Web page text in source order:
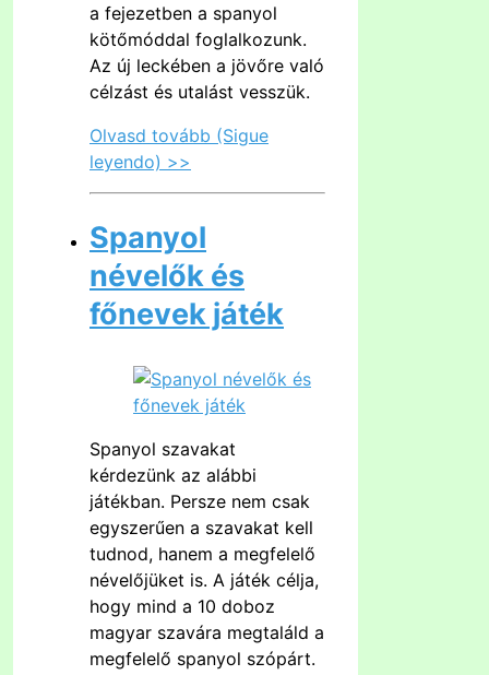
a fejezetben a spanyol
kötőmóddal foglalkozunk.
Az új leckében a jövőre való
célzást és utalást vesszük.
Olvasd tovább (Sigue
leyendo) >>
Spanyol
névelők és
főnevek játék
Spanyol szavakat
kérdezünk az alábbi
játékban. Persze nem csak
egyszerűen a szavakat kell
tudnod, hanem a megfelelő
névelőjüket is. A játék célja,
hogy mind a 10 doboz
magyar szavára megtaláld a
megfelelő spanyol szópárt.